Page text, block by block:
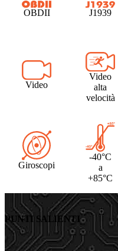
OBDII J1939
Video
Video
alta
velocità
Giroscopi
-40°C
a
+85°C
PUNTI SALIENTI